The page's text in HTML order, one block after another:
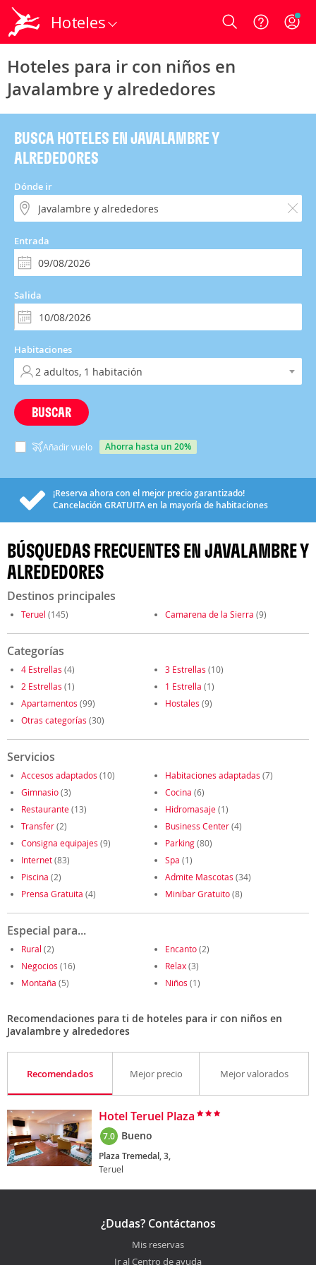
Hoteles Login
Hoteles para ir con niños en
Javalambre y alrededores
BUSCA HOTELES EN JAVALAMBRE Y
ALREDEDORES
Dónde ir
Entrada
Salida
Habitaciones
BUSCAR
Añadir vuelo ahorra hasta un 20%
¡Reserva ahora con el mejor precio garantizado!
Cancelación GRATUITAen la mayoría de habitaciones
BÚSQUEDAS FRECUENTES EN JAVALAMBRE Y
ALREDEDORES
Destinos principales
Teruel (145) Camarena de la Sierra (9)
Categorías
4 Estrellas (4) 3 Estrellas (10)
2 Estrellas (1) 1 Estrella (1)
Apartamentos (99) Hostales (9)
Otras categorías (30)
Servicios
Accesos adaptados (10) Habitaciones adaptadas (7)
Gimnasio(3) Cocina (6)
Restaurante(13) Hidromasaje(1)
Transfer(2) Business Center(4)
Consigna equipajes (9) Parking(80)
Internet(83) Spa (1)
Piscina (2) Admite Mascotas (34)
Prensa Gratuita (4) Minibar Gratuito(8)
Especial para...
Rural (2) Encanto(2)
Negocios (16) Relax(3)
Montaña (5) Niños (1)
Recomendaciones para ti de hoteles para ir con niños en
Javalambre y alrededores
Recomendados Mejor precio Mejor valorados
Hotel Teruel Plaza
7.0 Bueno
Plaza Tremedal, 3,
Teruel
¿Dudas? Contáctanos
Mis reservas
Ir al Centro de ayuda